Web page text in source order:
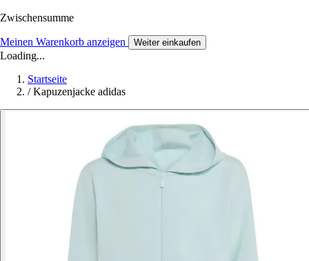
Zwischensumme
Meinen Warenkorb anzeigen Weiter einkaufen
Loading...
Startseite
/ Kapuzenjacke adidas